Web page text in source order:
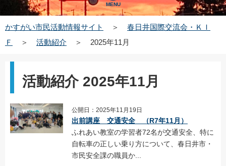
MENU
かすがい市民活動情報サイト ＞
春日井国際交流会・ＫＩ
Ｆ
＞ 活動紹介 ＞ 2025年11月
活動紹介 2025年11月
公開日：2025年11月19日
出前講座 交通安全 （R7年11月）
ふれあい教室の学習者72名が交通安全、特に
自転車の正しい乗り方について、春日井市・
市民安全課の職員か...